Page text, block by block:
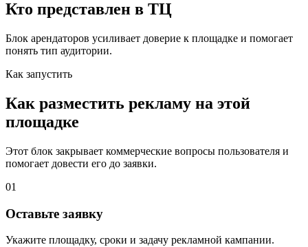
Кто представлен в ТЦ
Блок арендаторов усиливает доверие к площадке и помогает
понять тип аудитории.
Как запустить
Как разместить рекламу на этой
площадке
Этот блок закрывает коммерческие вопросы пользователя и
помогает довести его до заявки.
01
Оставьте заявку
Укажите площадку, сроки и задачу рекламной кампании.